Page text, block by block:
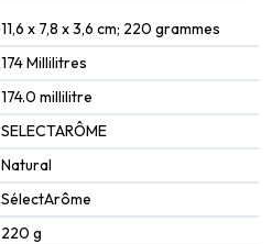
‎11,6 x 7,8 x 3,6 cm; 220 grammes
‎174 Millilitres
‎174.0 millilitre
‎SELECTARÔME
‎Natural
‎SélectArôme
‎220 g